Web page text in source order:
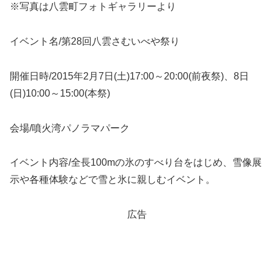
※写真は八雲町フォトギャラリーより
イベント名/第28回八雲さむいべや祭り
開催日時/2015年2月7日(土)17:00～20:00(前夜祭)、8日
(日)10:00～15:00(本祭)
会場/噴火湾パノラマパーク
イベント内容/全長100mの氷のすべり台をはじめ、雪像展
示や各種体験などで雪と氷に親しむイベント。
広告